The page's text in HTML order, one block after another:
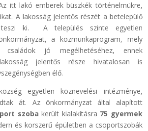
itt lakó emberek büszkék történelmükre,
A lakosság jelentős részét a betelepülő
teszi ki. A település szinte egyetlen
a közmunkaprogram, mely
jó megélhetéséhez, ennek
jelentős része hivatalosan is
élő.
egyetlen köznevelési intézménye,
át. Az önkormányzat által alapított
szoba került kialakításra 75 gyermek
és korszerű épületben a csoportszobák